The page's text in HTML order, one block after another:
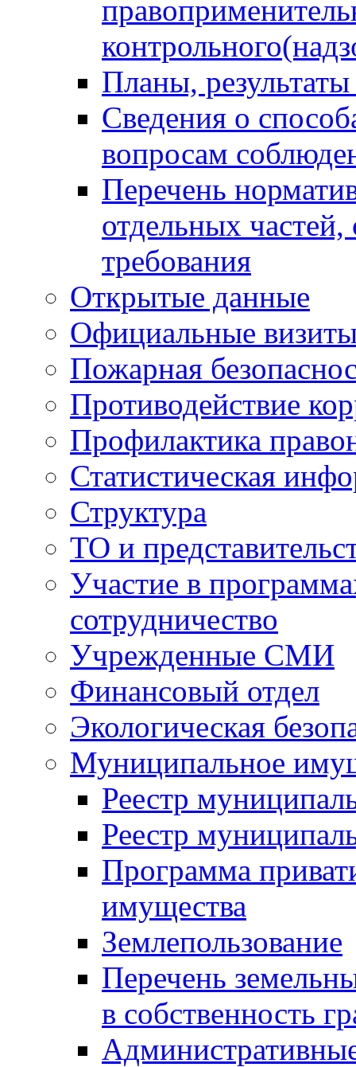
Планы,
Сведения о
вопросам
Перечень
отдельных
требования
Открытые данные
Официальные
Пожарная
Противодействие
Профилактика
Статистическая
Структура
ТО и
Участие в
сотрудничество
Учрежденные СМИ
Финансовый отдел
Экологическая
Муниципальное
Реестр
Реестр
Программа
имущества
Землепользование
Перечень
в собственность